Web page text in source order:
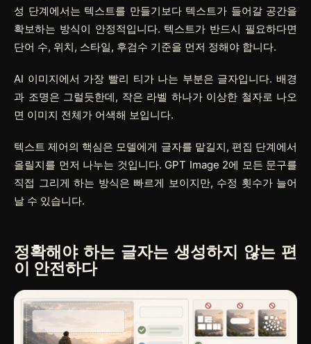
성 단계에서는 텍스트를 만들기보다 텍스트가 들어갈 공간을
확보하는 방식이 안정적입니다. 텍스트가 반드시 필요하다면
단어 수, 위치, 스타일, 후검수 기준을 먼저 정해야 합니다.
AI 이미지에서 가장 빨리 티가 나는 부분은 글자입니다. 배경
과 조명은 그럴듯한데, 작은 라벨 하나가 이상한 철자로 나오
면 이미지 전체가 어색해 보입니다.
텍스트 제어의 핵심은 모델에게 글자를 맡길지, 편집 단계에서
올릴지를 먼저 나누는 것입니다. GPT Image 2에 모든 문구를
직접 그리게 하는 방식은 빠르게 보이지만, 수정 횟수가 늘어
날 수 있습니다.
정확해야 하는 글자는 생성하지 않는 편
이 안전하다